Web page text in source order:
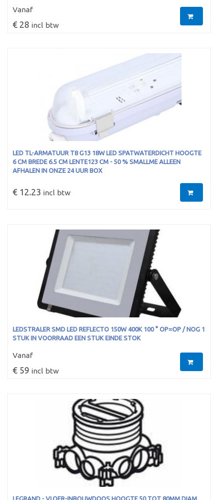
Vanaf
€ 28 incl btw
LED TL-ARMATUUR T8 G13 18W LED SPATWATERDICHT HOOGTE
6 CM BREDE 6.5 CM LENTE123 CM - 50 % SMALLME ALLEEN
AFHALEN IN ONZE 24 UUR BOX
€ 12.23 incl btw
LEDSTRALER SMD LED REFLECTO 150W 400K 100 ° OP=OP / NOG 1
STUK IN VOORRAAD EEN STUK EINDE STOK
Vanaf
€ 59 incl btw
LEGRAND - VLOER-INBOUWDOOS HOOGTE 50 TOT 80MM DIAM